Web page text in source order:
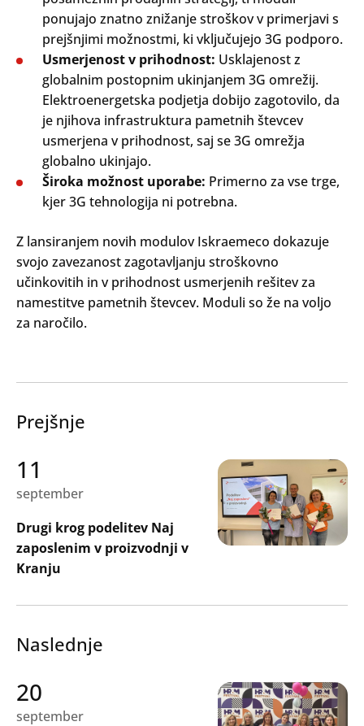
Oddaj
ponujajo znatno znižanje stroškov v primerjavi s
prejšnjimi možnostmi, ki vključujejo 3G podporo.
Usmerjenost v prihodnost: Usklajenost z
globalnim postopnim ukinjanjem 3G omrežij.
Elektroenergetska podjetja dobijo zagotovilo, da
je njihova infrastruktura pametnih števcev
usmerjena v prihodnost, saj se 3G omrežja
globalno ukinjajo.
Široka možnost uporabe: Primerno za vse trge,
kjer 3G tehnologija ni potrebna.
Z lansiranjem novih modulov Iskraemeco dokazuje
svojo zavezanost zagotavljanju stroškovno
učinkovitih in v prihodnost usmerjenih rešitev za
namestitve pametnih števcev. Moduli so že na voljo
za naročilo.
Prejšnje
11
september
Drugi krog podelitev Naj
zaposlenim v proizvodnji v
Kranju
Naslednje
20
september